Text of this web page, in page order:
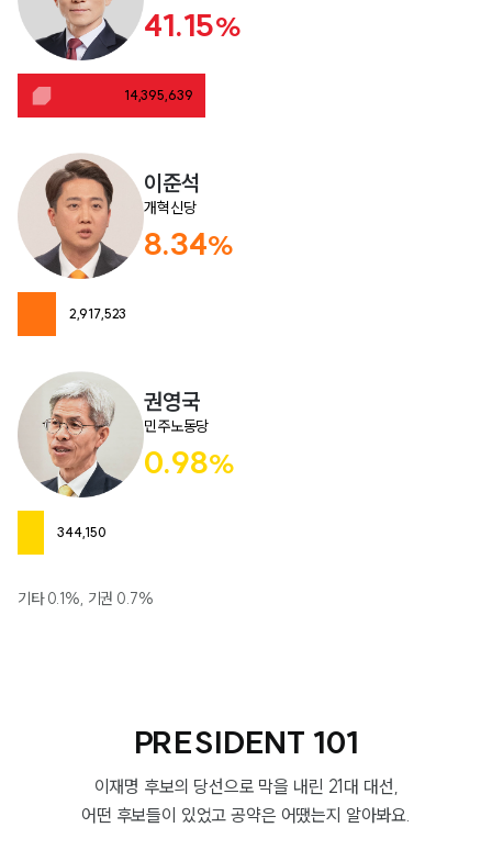
41.15%
14,395,639
이준석
개혁신당
8.34%
2,917,523
권영국
민주노동당
0.98%
344,150
기타 0.1%, 기권 0.7%
PRESIDENT 101
이재명 후보의 당선으로 막을 내린 21대 대선,
어떤 후보들이 있었고 공약은 어땠는지 알아봐요.